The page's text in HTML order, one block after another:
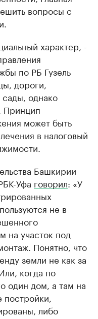
вопросы с
характер, -
по РБ Гузель
дороги,
однако
Принцип
может быть
в налоговый
Башкирии
Уфа говорил: «У
не в
на участок под
Понятно, что
земли не как за
когда по
один дом, а там на
либо